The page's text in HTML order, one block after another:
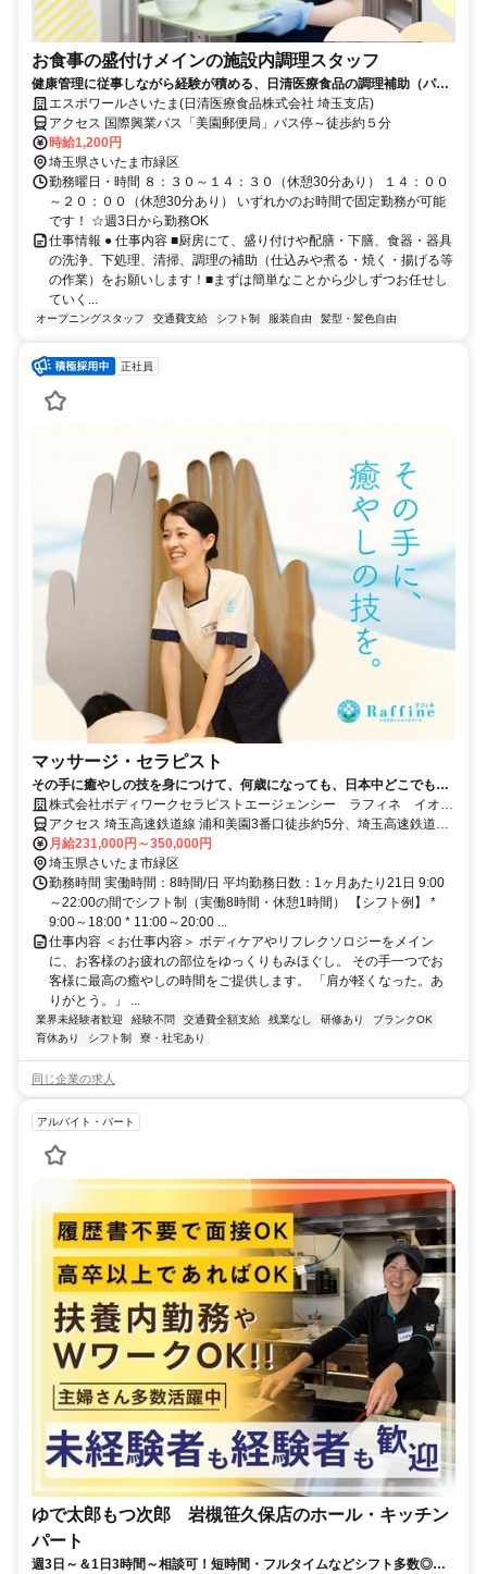
お食事の盛付けメインの施設内調理スタッフ
健康管理に従事しながら経験が積める、日清医療食品の調理補助（パー
ト・アルバイト）求人
エスポワールさいたま(日清医療食品株式会社 埼玉支店)
アクセス 国際興業バス「美園郵便局」バス停～徒歩約５分
時給1,200円
埼玉県さいたま市緑区
勤務曜日・時間 ８：３０～１４：３０（休憩30分あり） １４：００
～２０：００（休憩30分あり） いずれかのお時間で固定勤務が可能
です！ ☆週3日から勤務OK
仕事情報 ● 仕事内容 ■厨房にて、盛り付けや配膳・下膳、食器・器具
の洗浄、下処理、清掃、調理の補助（仕込みや煮る・焼く・揚げる等
の作業）をお願いします！■まずは簡単なことから少しずつお任せし
ていく...
オープニングスタッフ 交通費支給 シフト制 服装自由 髪型・髪色自由
正社員
マッサージ・セラピスト
その手に癒やしの技を身につけて、何歳になっても、日本中どこでも働
けるセラピストの第一歩を踏み出しませんか。
株式会社ボディワークセラピストエージェンシー ラフィネ イオン
モール浦和美園店
アクセス 埼玉高速鉄道線 浦和美園3番口徒歩約5分、埼玉高速鉄道線
東川口3番口徒歩約26分、ＪＲ武蔵野線 東川口3番口徒歩約26分 最寄
駅：浦和美園駅
月給231,000円～350,000円
埼玉県さいたま市緑区
勤務時間 実働時間：8時間/日 平均勤務日数：1ヶ月あたり21日 9:00
～22:00の間でシフト制（実働8時間・休憩1時間） 【シフト例】 *
9:00～18:00 * 11:00～20:00 ...
仕事内容 ＜お仕事内容＞ ボディケアやリフレクソロジーをメイン
に、お客様のお疲れの部位をゆっくりもみほぐし。 その手一つでお
客様に最高の癒やしの時間をご提供します。 「肩が軽くなった。あ
りがとう。」 ...
業界未経験者歓迎 経験不問 交通費全額支給 残業なし 研修あり
ブランクOK
育休あり
シフト制 寮・社宅あり
同じ企業の求人
アルバイト・パート
ゆで太郎もつ次郎 岩槻笹久保店のホール・キッチン
パート
週3日～＆1日3時間～相談可！短時間・フルタイムなどシフト多数◎髪